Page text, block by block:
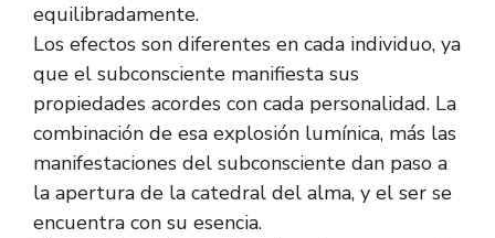
equilibradamente.
Los efectos son diferentes en cada individuo, ya
que el subconsciente manifiesta sus
propiedades acordes con cada personalidad. La
combinación de esa explosión lumínica, más las
manifestaciones del subconsciente dan paso a
la apertura de la catedral del alma, y el ser se
encuentra con su esencia.